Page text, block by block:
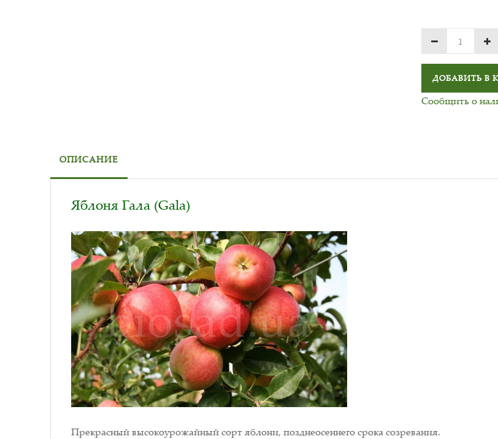
ДОБАВИТЬ В
Сообщить о
ОПИСАНИЕ
Яблоня Гала (Gala)
Прекрасный высокоурожайный сорт яблони, позднеосеннего срока созревания.